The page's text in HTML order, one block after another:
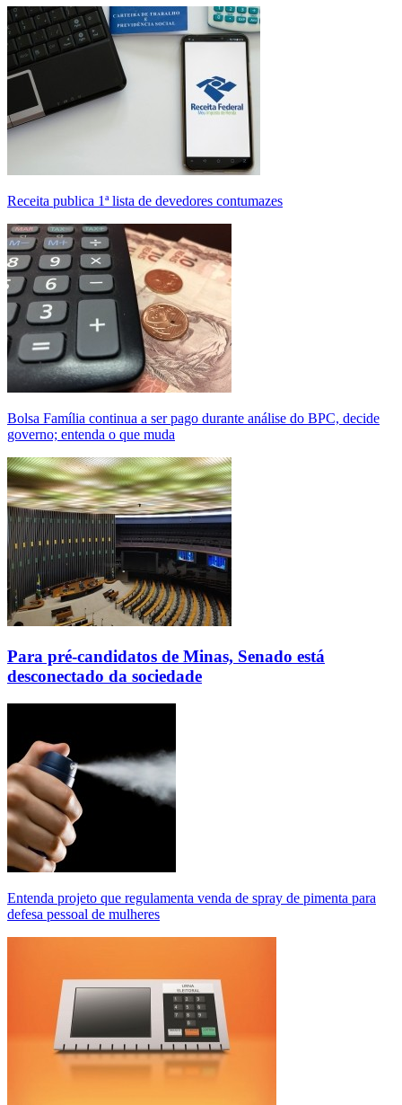
Receita publica 1ª lista de devedores contumazes
Bolsa Família continua a ser pago durante análise do BPC, decide
governo; entenda o que muda
Para pré-candidatos de Minas, Senado está
desconectado da sociedade
Entenda projeto que regulamenta venda de spray de pimenta para
defesa pessoal de mulheres